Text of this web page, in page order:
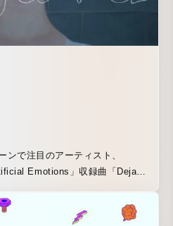
ンで注目のアーティスト、
Emotions」収録曲「Deja
イトにアクセスし、PC カメラ